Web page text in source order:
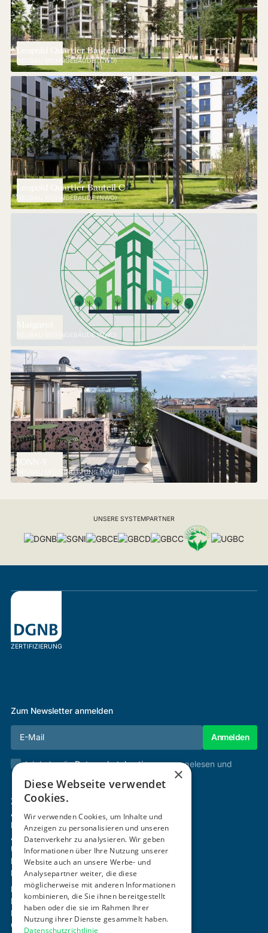
Leopold Quartier Bauteil D
NEUBAU WOHNGEBÄUDE (NWO)
Leopold Quartier Bauteil C
NEUBAU WOHNGEBÄUDE (NWO)
NEUBAU WOHNGEBÄUDE (NWO)
NEUBAU MISCHNUTZUNG (NMN)
UNSERE SYSTEMPARTNER
ZERTIFIZIERUNG
Zum Newsletter anmelden
Ich habe dieDatenschutzbestimmungengelesen und
Zertifizierung & Verifikation
Akademie
Mitgliedschaft
Aktivitäten
Über uns
Login
Kontakt
Impressum
Datenschutz
Barrierefreiheitserklärung
Cookie-Einstellungen anpassen
×
Diese Webseite verwendet
Cookies.
Wir verwenden Cookies, um Inhalte und
Anzeigen zu personalisieren und unseren
Datenverkehr zu analysieren. Wir geben
Informationen über Ihre Nutzung unserer
Website auch an unsere Werbe- und
Analysepartner weiter, die diese
möglicherweise mit anderen Informationen
kombinieren, die Sie ihnen bereitgestellt
haben oder die sie im Rahmen Ihrer
Nutzung ihrer Dienste gesammelt haben.
Datenschutzrichtlinie